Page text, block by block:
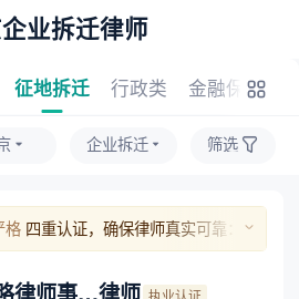
业拆迁律师
征地拆迁 行政类 金融保险
企业拆迁 筛选
格 四重认证，确保律师真实可靠：
的执业证照片经人工与系统双重审核；
执业认证